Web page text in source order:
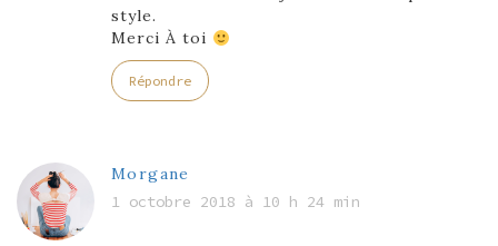
style.
Merci À toi
Répondre
Morgane
1 octobre 2018 à 10 h 24 min